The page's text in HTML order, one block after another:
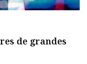
de grandes